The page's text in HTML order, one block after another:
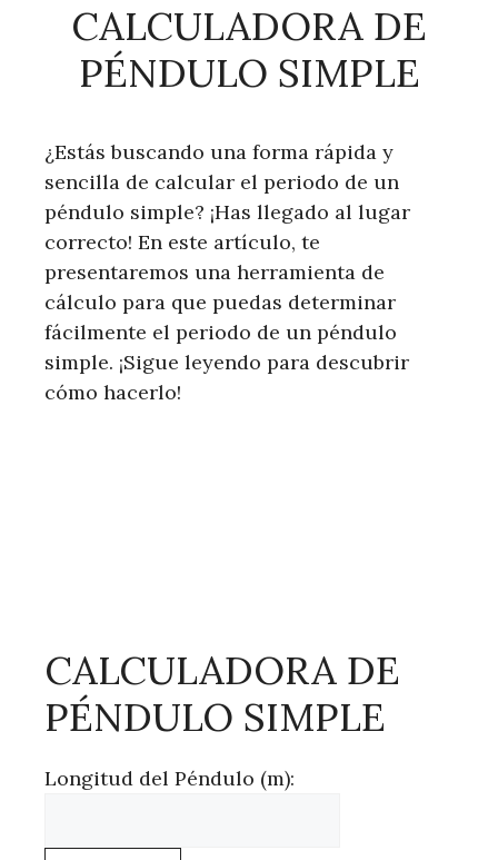
CALCULADORA DE
PÉNDULO SIMPLE
¿Estás buscando una forma rápida y
sencilla de calcular el periodo de un
péndulo simple? ¡Has llegado al lugar
correcto! En este artículo, te
presentaremos una herramienta de
cálculo para que puedas determinar
fácilmente el periodo de un péndulo
simple. ¡Sigue leyendo para descubrir
cómo hacerlo!
CALCULADORA DE
PÉNDULO SIMPLE
Longitud del Péndulo (m):